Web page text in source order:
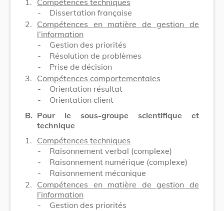
-
Dissertation française
2. Compétences en matière de gestion de
l’information
-
Gestion des priorités
-
Résolution de problèmes
-
Prise de décision
3. Compétences comportementales
-
Orientation résultat
-
Orientation client
B. Pour le sous-groupe scientifique et
technique
1. Compétences techniques
-
Raisonnement verbal (complexe)
-
Raisonnement numérique (complexe)
-
Raisonnement mécanique
2. Compétences en matière de gestion de
l’information
-
Gestion des priorités